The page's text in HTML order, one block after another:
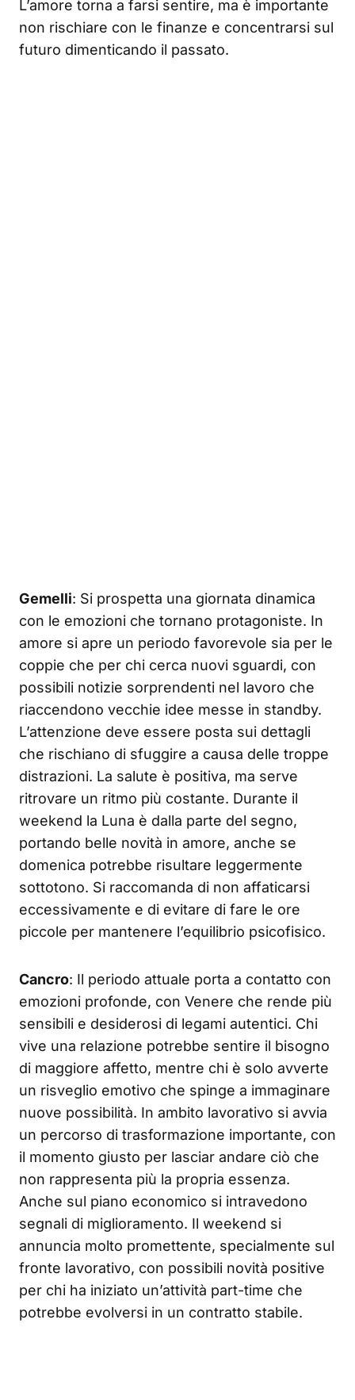
L’amore torna a farsi sentire, ma è importante
non rischiare con le finanze e concentrarsi sul
futuro dimenticando il passato.
Gemelli: Si prospetta una giornata dinamica
con le emozioni che tornano protagoniste. In
amore si apre un periodo favorevole sia per le
coppie che per chi cerca nuovi sguardi, con
possibili notizie sorprendenti nel lavoro che
riaccendono vecchie idee messe in standby.
L’attenzione deve essere posta sui dettagli
che rischiano di sfuggire a causa delle troppe
distrazioni. La salute è positiva, ma serve
ritrovare un ritmo più costante. Durante il
weekend la Luna è dalla parte del segno,
portando belle novità in amore, anche se
domenica potrebbe risultare leggermente
sottotono. Si raccomanda di non affaticarsi
eccessivamente e di evitare di fare le ore
piccole per mantenere l’equilibrio psicofisico.
Cancro: Il periodo attuale porta a contatto con
emozioni profonde, con Venere che rende più
sensibili e desiderosi di legami autentici. Chi
vive una relazione potrebbe sentire il bisogno
di maggiore affetto, mentre chi è solo avverte
un risveglio emotivo che spinge a immaginare
nuove possibilità. In ambito lavorativo si avvia
un percorso di trasformazione importante, con
il momento giusto per lasciar andare ciò che
non rappresenta più la propria essenza.
Anche sul piano economico si intravedono
segnali di miglioramento. Il weekend si
annuncia molto promettente, specialmente sul
fronte lavorativo, con possibili novità positive
per chi ha iniziato un’attività part-time che
potrebbe evolversi in un contratto stabile.